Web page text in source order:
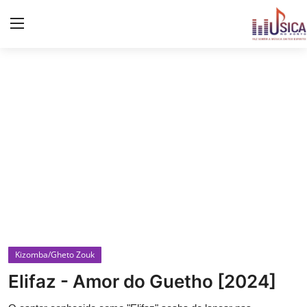
Letras de músicas/Frases
Kizomba/Gheto Zouk
Elifaz - Amor do Guetho [2024]